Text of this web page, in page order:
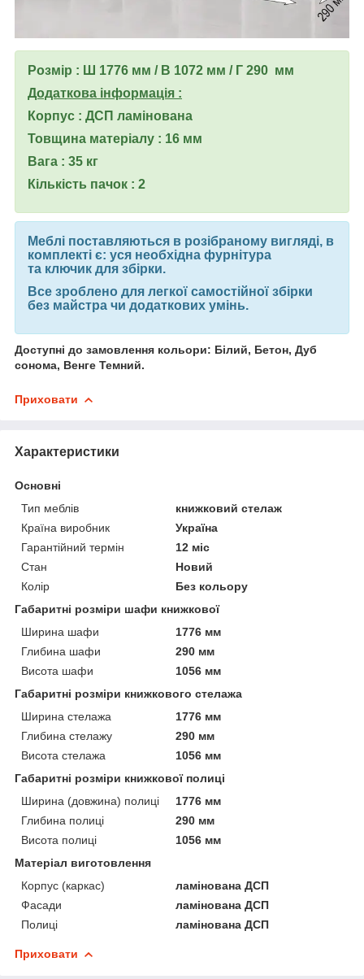
Розмір : Ш 1776 мм / В 1072 мм / Г 290 мм
Додаткова інформація :
Корпус : ДСП ламінована
Товщина матеріалу : 16 мм
Вага : 35 кг
Кількість пачок : 2
Меблі поставляються в розібраному вигляді, в
комплекті є: уся необхідна фурнітура
та ключик для збірки.
Все зроблено для легкої самостійної збірки
без майстра чи додаткових умінь.
Доступні до замовлення кольори: Білий, Бетон, Дуб
сонома, Венге Темний.
Приховати
Характеристики
Основні
Тип меблів
книжковий стелаж
Країна виробник
Україна
Гарантійний термін
12 міс
Стан
Новий
Колір
Без кольору
Габаритні розміри шафи книжкової
Ширина шафи
1776 мм
Глибина шафи
290 мм
Висота шафи
1056 мм
Габаритні розміри книжкового стелажа
Ширина стелажа
1776 мм
Глибина стелажу
290 мм
Висота стелажа
1056 мм
Габаритні розміри книжкової полиці
Ширина (довжина) полиці
1776 мм
Глибина полиці
290 мм
Висота полиці
1056 мм
Матеріал виготовлення
Корпус (каркас)
ламінована ДСП
Фасади
ламінована ДСП
Полиці
ламінована ДСП
Приховати